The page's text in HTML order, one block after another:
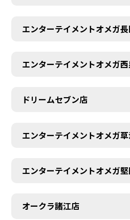
エンターテイメントオメガ
エンターテイメントオメガ
ドリームセブン店
エンターテイメントオメガ
エンターテイメントオメガ
オークラ諸江店